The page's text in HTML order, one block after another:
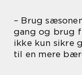
– Brug
gang og brug
ikke kun sikre
til en mere